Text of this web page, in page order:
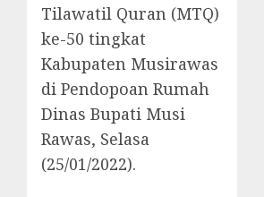
Tilawatil Quran (MTQ)
ke-50 tingkat
Kabupaten Musirawas
di Pendopoan Rumah
Dinas Bupati Musi
Rawas, Selasa
(25/01/2022).